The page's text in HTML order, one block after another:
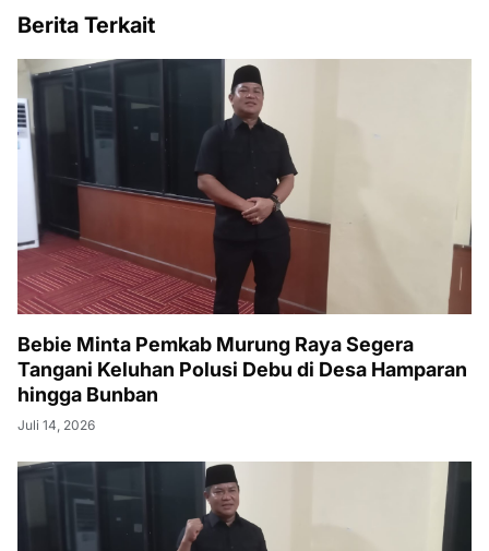
Berita Terkait
Bebie Minta Pemkab Murung Raya Segera
Tangani Keluhan Polusi Debu di Desa Hamparan
hingga Bunban
Juli 14, 2026